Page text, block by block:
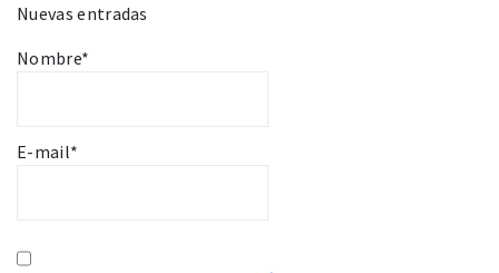
Nuevas entradas
Nombre*
E-mail*